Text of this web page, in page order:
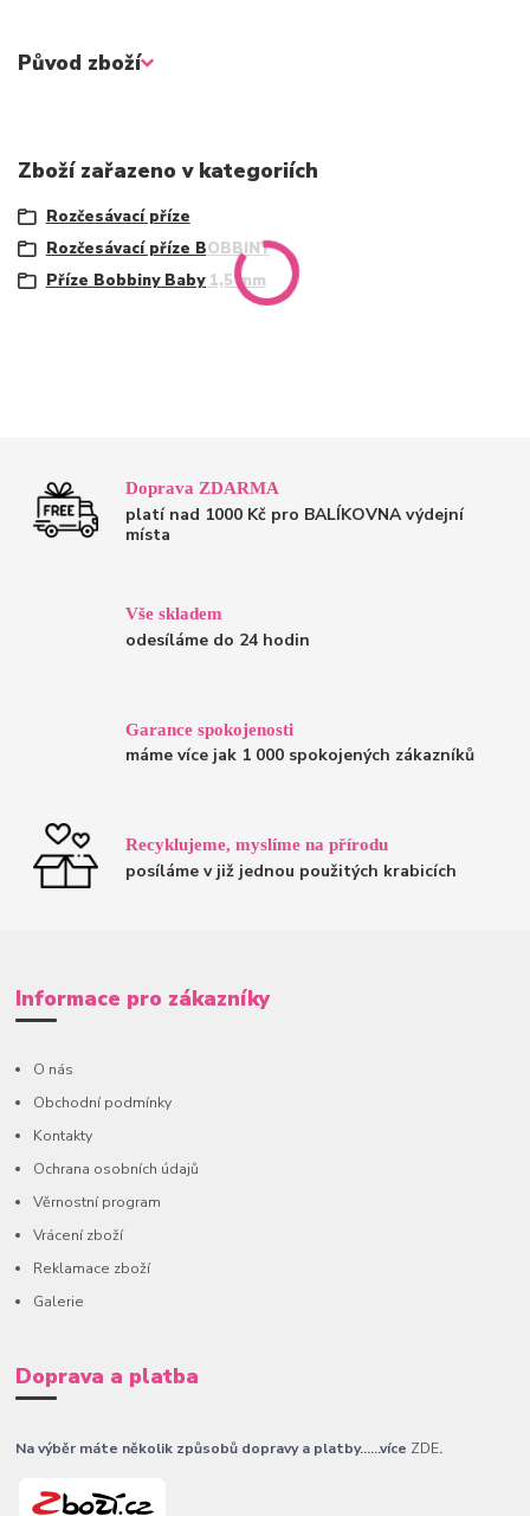
Původ zboží
Zboží zařazeno v kategoriích
Rozčesávací příze
Rozčesávací příze BOBBINY
Příze Bobbiny Baby 1,5 mm
Doprava ZDARMA
platí nad 1000 Kč pro BALÍKOVNA výdejní
místa
Vše skladem
odesíláme do 24 hodin
Garance spokojenosti
máme více jak 1 000 spokojených zákazníků
Recyklujeme, myslíme na přírodu
posíláme v již jednou použitých krabicích
Informace pro zákazníky
O nás
Obchodní podmínky
Kontakty
Ochrana osobních údajů
Věrnostní program
Vrácení zboží
Reklamace zboží
Galerie
Doprava a platba
Na výběr máte několik způsobů dopravy a platby......více ZDE.